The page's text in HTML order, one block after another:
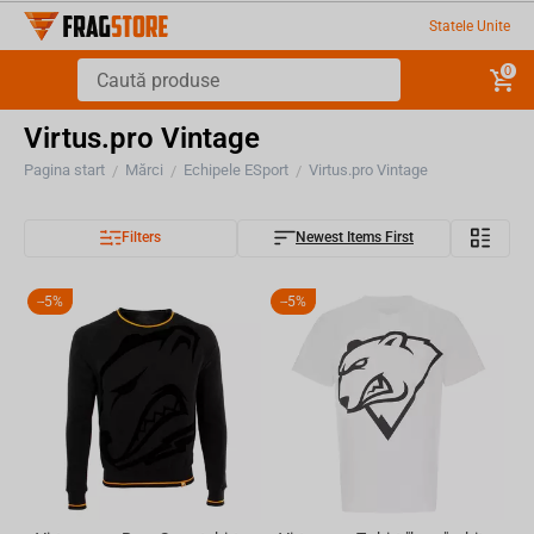
Statele Unite
0
Virtus.pro Vintage
Pagina start / Mărci / Echipele ESport / Virtus.pro Vintage
Filters Newest Items First
- 5% - 5%